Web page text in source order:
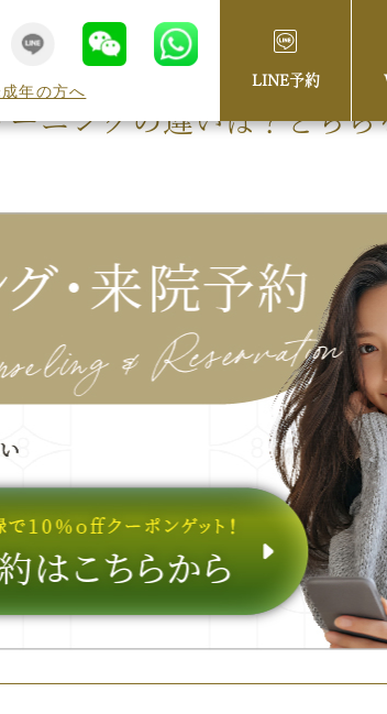
年の方へ
LINE予約
ニングの違いは？どち